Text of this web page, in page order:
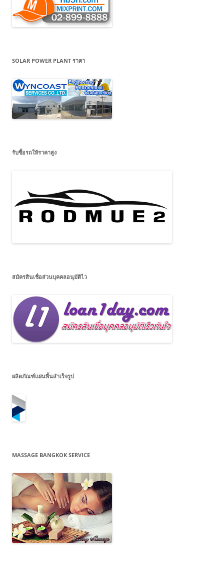
SOLAR POWER PLANT ราคา
รับซื้อรถให้ราคาสูง
สมัครสินเชื่อส่วนบุคคลอนุมัติไว
ผลิตภัณฑ์แผ่นพื้นสำเร็จรูป
MASSAGE BANGKOK SERVICE